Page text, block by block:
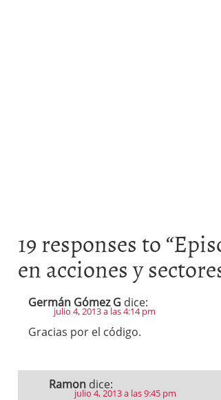
19 responses to “
en acciones y
Germán Gómez G dice:
julio 4, 2013 a las 4:14 pm
Gracias por el código.
Ramon dice:
julio 4, 2013 a las 9:45 pm